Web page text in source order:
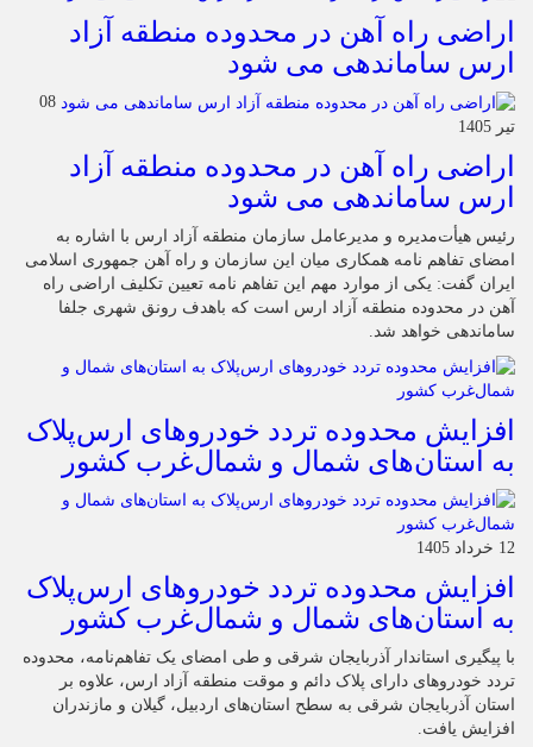
اراضی راه آهن در محدوده منطقه آزاد
ارس ساماندهی می شود
08
تیر 1405
اراضی راه آهن در محدوده منطقه آزاد
ارس ساماندهی می شود
رئیس هیأت‌مدیره و مدیرعامل سازمان منطقه آزاد ارس با اشاره به
امضای تفاهم نامه همکاری میان این سازمان و راه آهن جمهوری اسلامی
ایران گفت: یکی از موارد مهم این تفاهم نامه تعیین تکلیف اراضی راه
آهن در محدوده منطقه آزاد ارس است که باهدف رونق شهری جلفا
ساماندهی خواهد شد.
افزایش محدوده تردد خودروهای ارس‌پلاک
به استان‌های شمال و شمال‌غرب کشور
12 خرداد 1405
افزایش محدوده تردد خودروهای ارس‌پلاک
به استان‌های شمال و شمال‌غرب کشور
با پیگیری استاندار آذربایجان شرقی و طی امضای یک تفاهم‌نامه، محدوده
تردد خودروهای دارای پلاک دائم و موقت منطقه آزاد ارس، علاوه بر
استان آذربایجان شرقی به سطح استان‌های اردبیل، گیلان و مازندران
افزایش یافت.